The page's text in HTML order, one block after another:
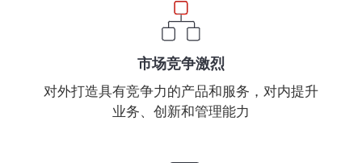
市场竞争激烈
对外打造具有竞争力的产品和服务，对内提升
业务、创新和管理能力